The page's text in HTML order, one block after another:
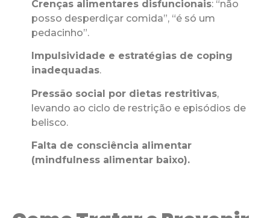
Crenças alimentares disfuncionais: “não
posso desperdiçar comida”, “é só um
pedacinho”.
Impulsividade e estratégias de coping
inadequadas.
Pressão social por dietas restritivas,
levando ao ciclo de restrição e episódios de
belisco.
Falta de consciência alimentar
(mindfulness alimentar baixo).